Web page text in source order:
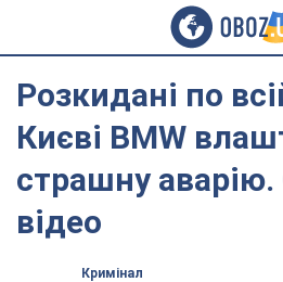
Розкидані по
Києві BMW
страшну
відео
Кримінал